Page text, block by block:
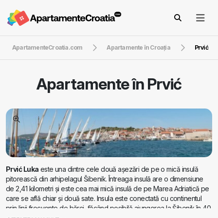
ApartamenteCroatia.com Apartamente în Croaţia Prvić
Apartamente în Prvić
Prvić Luka este una dintre cele două așezări de pe o mică insulă
pitorească din arhipelagul Šibenik. Întreaga insulă are o dimensiune
de 2,41 kilometri și este cea mai mică insulă de pe Marea Adriatică pe
care se află chiar și două sate. Insula este conectată cu continentul
prin linii frecvente de bărci, făcând posibilă ajungerea la Šibenik în 40